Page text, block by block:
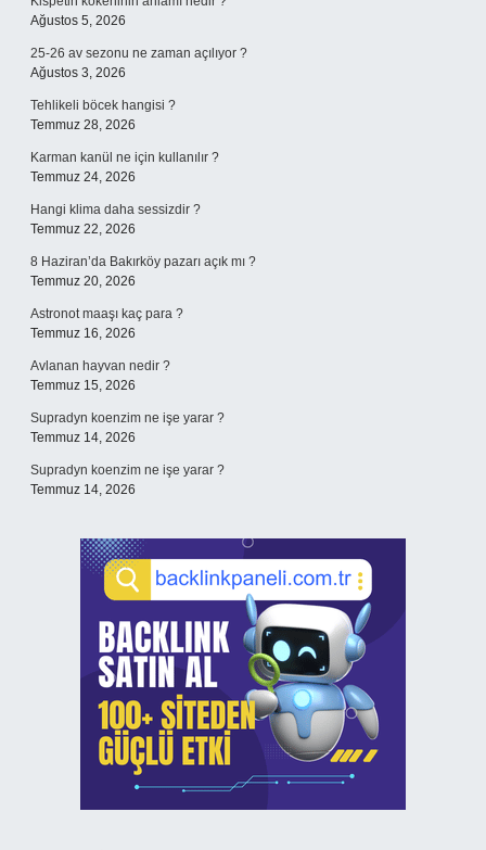
Ağustos 5, 2026
25-26 av sezonu ne zaman açılıyor ?
Ağustos 3, 2026
Tehlikeli böcek hangisi ?
Temmuz 28, 2026
Karman kanül ne için kullanılır ?
Temmuz 24, 2026
Hangi klima daha sessizdir ?
Temmuz 22, 2026
8 Haziran’da Bakırköy pazarı açık mı ?
Temmuz 20, 2026
Astronot maaşı kaç para ?
Temmuz 16, 2026
Avlanan hayvan nedir ?
Temmuz 15, 2026
Supradyn koenzim ne işe yarar ?
Temmuz 14, 2026
Supradyn koenzim ne işe yarar ?
Temmuz 14, 2026